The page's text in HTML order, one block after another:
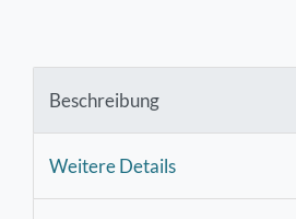
Beschreibung
Weitere Details